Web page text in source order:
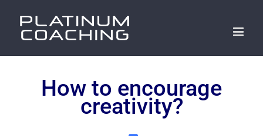
content
How to encourage
creativity?